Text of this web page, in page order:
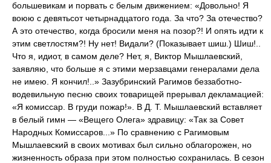
большевикам и порвать с белым движением: «Довольно! Я
воюю с девятьсот четырнадцатого года. За что? За отечество?
А это отечество, когда бросили меня на позор?! И опять идти к
этим светлостям?! Ну нет! Видали? (Показывает шиш.) Шиш!..
Что я, идиот, в самом деле? Нет, я, Виктор Мышлаевский,
заявляю, что больше я с этими мерзавцами генералами дела
не имею. Я кончил!..» Зазубринский Рагимов беззаботно-
водевильную песню своих товарищей прерывал декламацией:
«Я комиссар. В груди пожар!». В Д. Т. Мышлаевский вставляет
в белый гимн — «Вещего Олега» здравицу: «Так за Совет
Народных Комиссаров...» По сравнению с Рагимовым
Мышлаевский в своих мотивах был сильно облагорожен, но
жизненность образа при этом полностью сохранилась. В сезон